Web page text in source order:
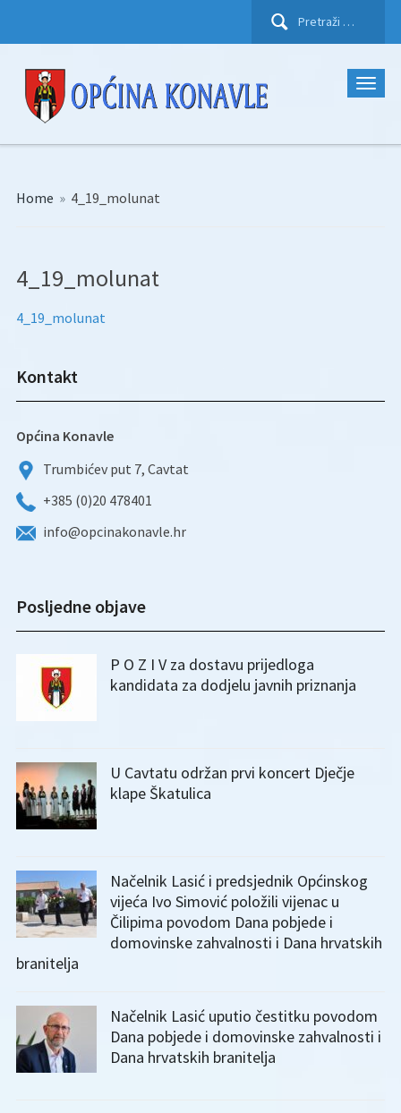
Pretraži:
Home » 4_19_molunat
4_19_molunat
4_19_molunat
Kontakt
Općina Konavle
Trumbićev put 7, Cavtat
+385 (0)20 478401
info@opcinakonavle.hr
Posljedne objave
P O Z I V za dostavu prijedloga
kandidata za dodjelu javnih priznanja
U Cavtatu održan prvi koncert Dječje
klape Škatulica
Načelnik Lasić i predsjednik Općinskog
vijeća Ivo Simović položili vijenac u
Čilipima povodom Dana pobjede i
domovinske zahvalnosti i Dana hrvatskih
branitelja
Načelnik Lasić uputio čestitku povodom
Dana pobjede i domovinske zahvalnosti i
Dana hrvatskih branitelja